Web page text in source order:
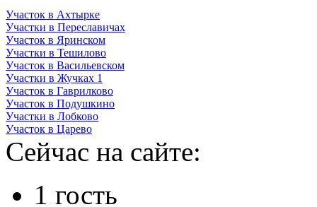
Участок в Ахтырке
Участки в Переславичах
Участок в Яринском
Участки в Тешилово
Участок в Васильевском
Участки в Жучках 1
Участок в Гаврилково
Участок в Подушкино
Участки в Лобково
Участок в Царево
Сейчас на сайте:
1 гость